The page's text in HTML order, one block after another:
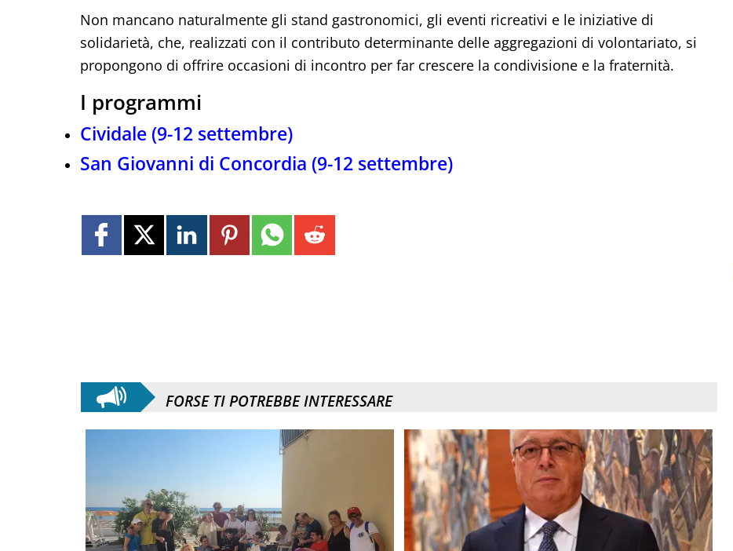
Non mancano naturalmente gli stand gastronomici, gli eventi ricreativi e le iniziative di
solidarietà, che, realizzati con il contributo determinante delle aggregazioni di volontariato, si
propongono di offrire occasioni di incontro per far crescere la condivisione e la fraternità.
I programmi
Cividale (9-12 settembre)
San Giovanni di Concordia (9-12 settembre)
FORSE TI POTREBBE INTERESSARE